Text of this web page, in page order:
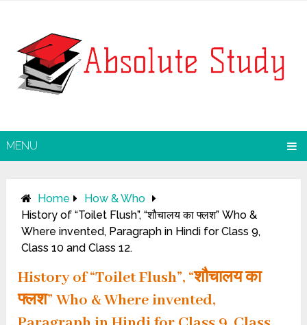
MENU
Home
How & Who
History of “Toilet Flush”, “शौचालय का फ्लश” Who &
Where invented, Paragraph in Hindi for Class 9,
Class 10 and Class 12.
History of “Toilet Flush”, “शौचालय का
फ्लश” Who & Where invented,